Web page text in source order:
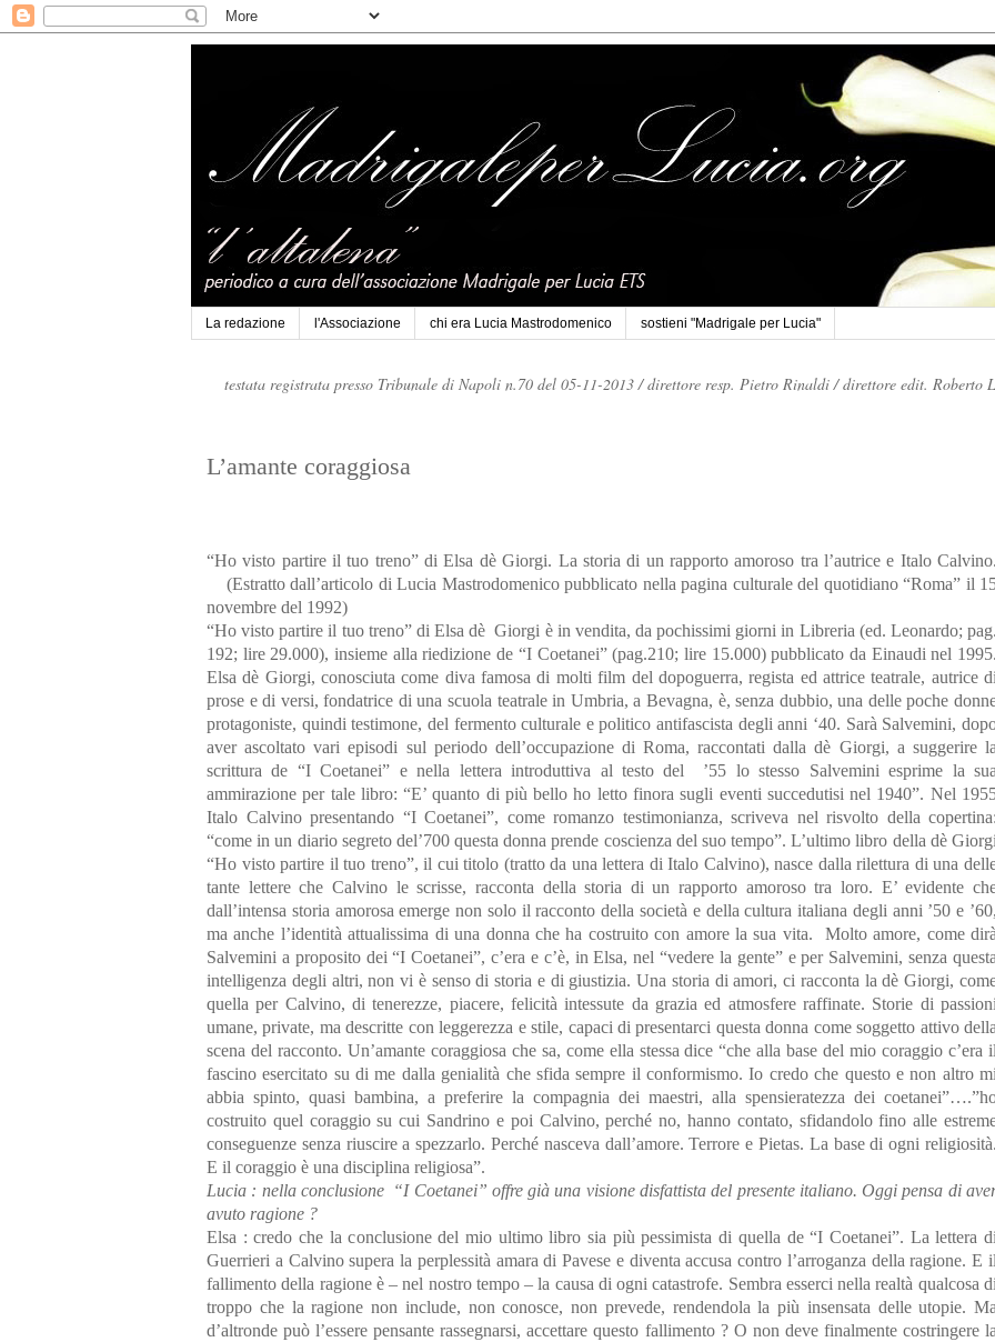
La redazione l'Associazione chi era Lucia Mastrodomenico sostieni "Madrigale per Lucia"
testata registrata presso Tribunale di Napoli n.70 del 05-11-2013 /direttore resp. Pietro Rinaldi /direttore edit. Roberto
L’amante coraggiosa
“Ho visto partire il tuo treno” di Elsa dè Giorgi. La storia di un rapporto amoroso tra l’autrice e Italo Calvino.
(Estratto dall’articolo di Lucia Mastrodomenico pubblicato nella pagina culturale del quotidiano “Roma” il
novembre del 1992)
“Ho visto partire il tuo treno” di Elsa dè Giorgi è in vendita, da pochissimi giorni in Libreria (ed. Leonardo; pag.
192; lire 29.000), insieme alla riedizione de “I Coetanei” (pag.210; lire 15.000) pubblicato da Einaudi nel 1995.
Elsa dè Giorgi, conosciuta come diva famosa di molti film del dopoguerra, regista ed attrice teatrale, autrice di
prose e di versi, fondatrice di una scuola teatrale in Umbria, a Bevagna, è, senza dubbio, una delle poche
protagoniste, quindi testimone, del fermento culturale e politico antifascista degli anni ‘40. Sarà Salvemini,
aver ascoltato vari episodi sul periodo dell’occupazione di Roma, raccontati dalla dè Giorgi, a suggerire la
scrittura de “I Coetanei” e nella lettera introduttiva al testo del ’55 lo stesso Salvemini esprime la sua
ammirazione per tale libro: “E’ quanto di più bello ho letto finora sugli eventi succedutisi nel 1940”. Nel
Italo Calvino presentando “I Coetanei”, come romanzo testimonianza, scriveva nel risvolto della copertina:
“come in un diario segreto del’700 questa donna prende coscienza del suo tempo”. L’ultimo libro della dè Giorgi
“Ho visto partire il tuo treno”, il cui titolo (tratto da una lettera di Italo Calvino), nasce dalla rilettura di una
tante lettere che Calvino le scrisse, racconta della storia di un rapporto amoroso tra loro. E’ evidente
dall’intensa storia amorosa emerge non solo il racconto della società e della cultura italiana degli anni ’50 e ’60,
ma anche l’identità attualissima di una donna che ha costruito con amore la sua vita. Molto amore, come dirà
Salvemini a proposito dei “I Coetanei”, c’era e c’è, in Elsa, nel “vedere la gente” e per Salvemini, senza questa
intelligenza degli altri, non vi è senso di storia e di giustizia. Una storia di amori, ci racconta la dè Giorgi,
quella per Calvino, di tenerezze, piacere, felicità intessute da grazia ed atmosfere raffinate. Storie di passioni
umane, private, ma descritte con leggerezza e stile, capaci di presentarci questa donna come soggetto attivo della
scena del racconto. Un’amante coraggiosa che sa, come ella stessa dice “che alla base del mio coraggio c’era il
fascino esercitato su di me dalla genialità che sfida sempre il conformismo. Io credo che questo e non altro mi
abbia spinto, quasi bambina, a preferire la compagnia dei maestri, alla spensieratezza dei
costruito quel coraggio su cui Sandrino e poi Calvino, perché no, hanno contato, sfidandolo fino alle
conseguenze senza riuscire a spezzarlo. Perché nasceva dall’amore. Terrore e Pietas. La base di ogni religiosità.
E il coraggio è una disciplina religiosa”.
Lucia : nella conclusione “I Coetanei” offre già una visione disfattista del presente italiano. Oggi pensa di
avuto ragione ?
Elsa : credo che la conclusione del mio ultimo libro sia più pessimista di quella de “I Coetanei”. La lettera di
Guerrieri a Calvino supera la perplessità amara di Pavese e diventa accusa contro l’arroganza della ragione. E il
fallimento della ragione è – nel nostro tempo – la causa di ogni catastrofe. Sembra esserci nella realtà qualcosa di
troppo che la ragione non include, non conosce, non prevede, rendendola la più insensata delle utopie. Ma
d’altronde può l’essere pensante rassegnarsi, accettare questo fallimento ? O non deve finalmente costringere la